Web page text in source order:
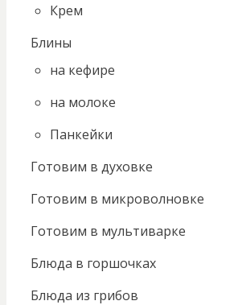
Крем
Блины
на кефире
на молоке
Панкейки
Готовим в духовке
Готовим в микроволновке
Готовим в мультиварке
Блюда в горшочках
Блюда из грибов